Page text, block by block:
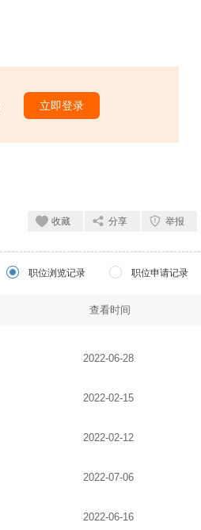
立即登录
收藏 分享 举报
职位申请记录
职位浏览记录
查看时间
2022-06-28
2022-02-15
2022-02-12
2022-07-06
2022-06-16